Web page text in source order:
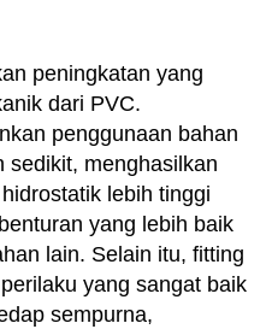
peningkatan yang
dari PVC.
penggunaan bahan
sedikit, menghasilkan
lebih tinggi
yang lebih baik
lain. Selain itu, fitting
yang sangat baik
sempurna,